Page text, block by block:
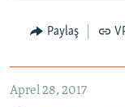
Paylaş
Aprel 28, 2017